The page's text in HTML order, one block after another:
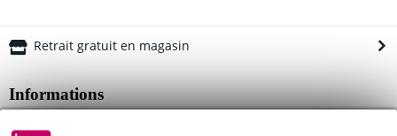
Retrait gratuit en magasin
Informations